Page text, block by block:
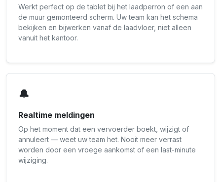
Werkt perfect op de tablet bij het laadperron of een aan
de muur gemonteerd scherm. Uw team kan het schema
bekijken en bijwerken vanaf de laadvloer, niet alleen
vanuit het kantoor.
🔔
Realtime meldingen
Op het moment dat een vervoerder boekt, wijzigt of
annuleert — weet uw team het. Nooit meer verrast
worden door een vroege aankomst of een last-minute
wijziging.